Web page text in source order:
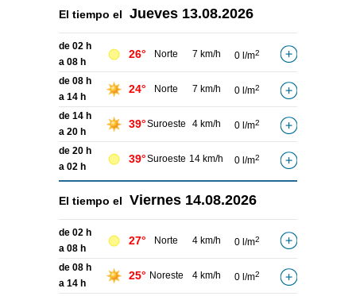
El tiempo el Jueves 13.08.2026
de 02 h
a 08 h
26° Norte 7 km/h 0 l/m2
de 08 h
a 14 h
24° Norte 7 km/h 0 l/m2
de 14 h
a 20 h
39°Suroeste 4 km/h 0 l/m2
de 20 h
a 02 h
39°Suroeste 14 km/h 0 l/m2
El tiempo el Viernes 14.08.2026
de 02 h
a 08 h
27° Norte 4 km/h 0 l/m2
de 08 h
a 14 h
25° Noreste 4 km/h 0 l/m2